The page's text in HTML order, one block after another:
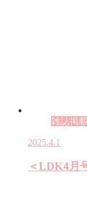
雑誌掲載
2025.4.1
＜LDK4月